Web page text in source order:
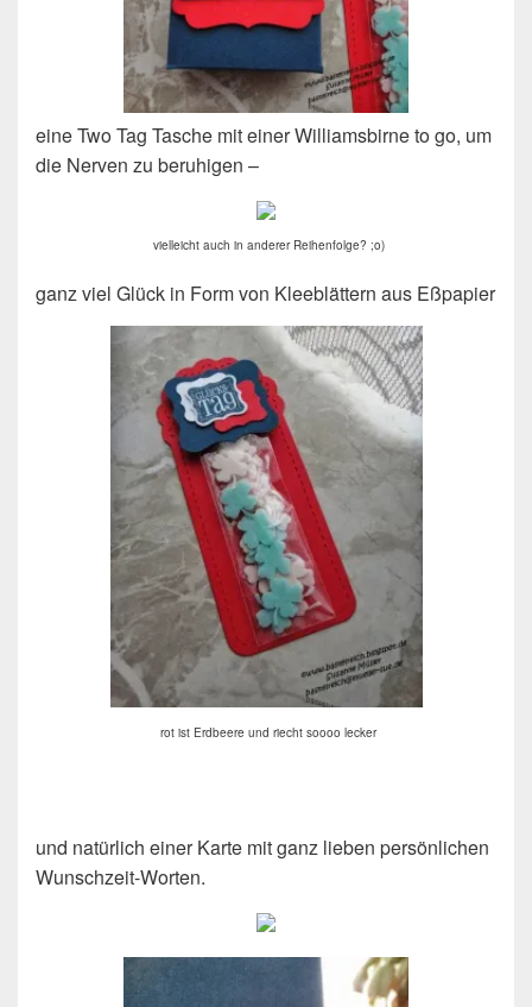
eine Two Tag Tasche mit einer Williamsbirne to go, um
die Nerven zu beruhigen –
vielleicht auch in anderer Reihenfolge? ;o)
ganz viel Glück in Form von Kleeblättern aus Eßpapier
rot ist Erdbeere und riecht soooo lecker
und natürlich einer Karte mit ganz lieben persönlichen
Wunschzeit-Worten.